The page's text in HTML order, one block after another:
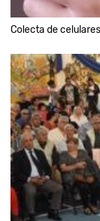
Colecta de